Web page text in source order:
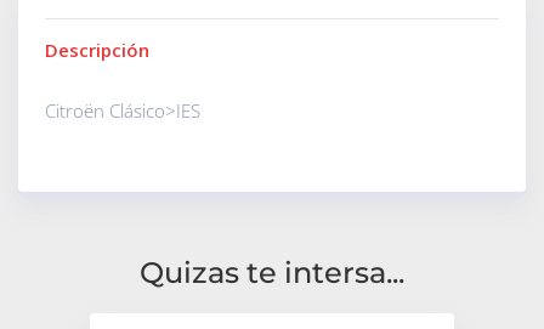
Descripción
Citroën Clásico>IES
Quizas te intersa...